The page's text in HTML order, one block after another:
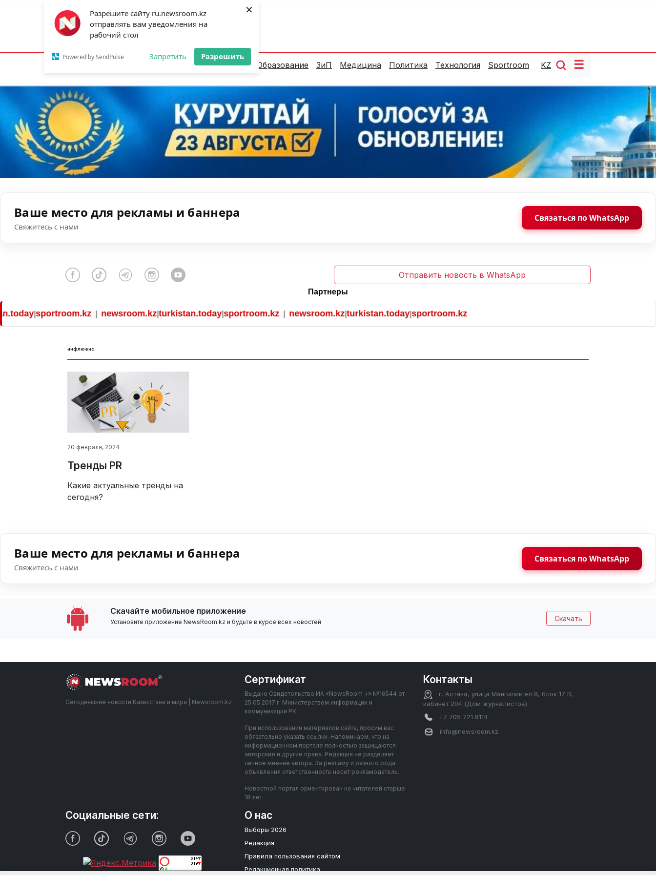
Разрешите сайту ru.newsroom.kz
отправлять вам уведомления на
рабочий стол
Powered by SendPulse Запретить Разрешить
×
Астана:21°C Алматы:27°C Шымкент:
Новости Аналитика Образование ЗиП Медицина Политика Технология Sportroom KZ ☰
Ваше место для рекламы и баннера
Свяжитесь с нами
Связаться по WhatsApp
Отправить новость в WhatsApp
Партнеры
|sportroom.kz|newsroom.kz|turkistan.today|sportroom.kz|newsroom.kz|turkistan.today|sportroom.kz
инфлюенс
20 февраля, 2024
Тренды PR
Какие актуальные тренды на
сегодня?
Ваше место для рекламы и баннера
Свяжитесь с нами
Связаться по WhatsApp
Скачайте мобильное приложение
Установите приложение NewsRoom.kz и будьте в курсе всех новостей Скачать
Сегодняшние новости Казахстана и мира | Newsroom.kz
Сертификат
Выдано Свидетельство ИА «NewsRoom +» №16544 от
25.05.2017 г. Министерством информации и
коммуникации РК.
При использовании материалов сайта, просим вас
обязательно указать ссылки. Напоминаем, что на
информационном портале полностью защищаются
авторские и другие права. Редакция не разделяет
личное мнение автора. За рекламу и разного рода
объявления ответственность несет рекламодатель.
Новостной портал ориентирован на читателей старше
18 лет.
Контакты
г. Астана, улица Мангилик ел 8, блок 17 В,
кабинет 204 (Дом журналистов)
+7 705 721 8114
info@newsroom.kz
О нас
Выборы 2026
Редакция
Правила пользования сайтом
Редакционная политика
Социальные сети: